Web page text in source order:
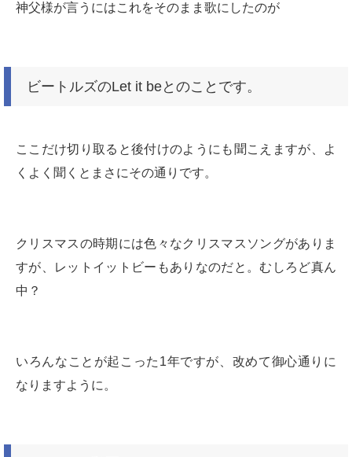
神父様が言うにはこれをそのまま歌にしたのが
ビートルズのLet it beとのことです。
ここだけ切り取ると後付けのようにも聞こえますが、よ
くよく聞くとまさにその通りです。
クリスマスの時期には色々なクリスマスソングがありま
すが、レットイットビーもありなのだと。むしろど真ん
中？
いろんなことが起こった1年ですが、改めて御心通りに
なりますように。